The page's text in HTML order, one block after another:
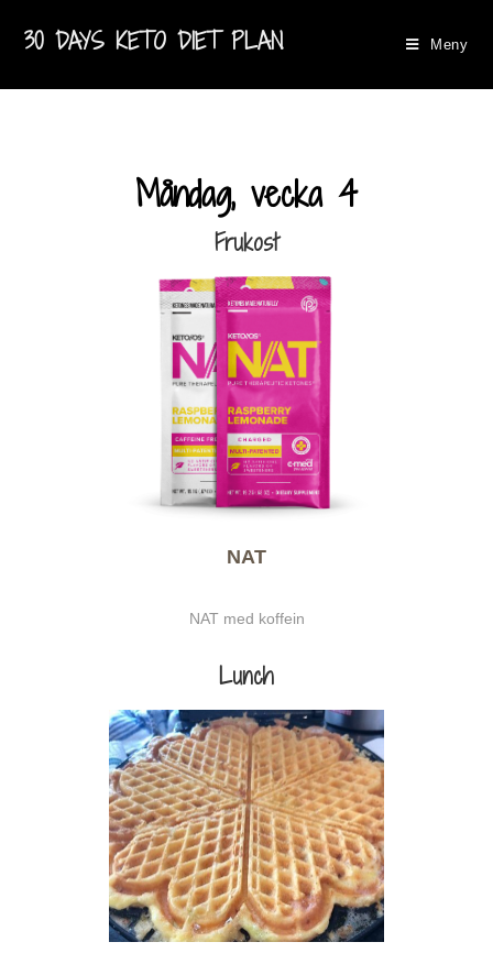
30 DAYS KETO DIET PLAN Meny
Måndag, vecka 4
Frukost
NAT
NAT med koffein
Lunch